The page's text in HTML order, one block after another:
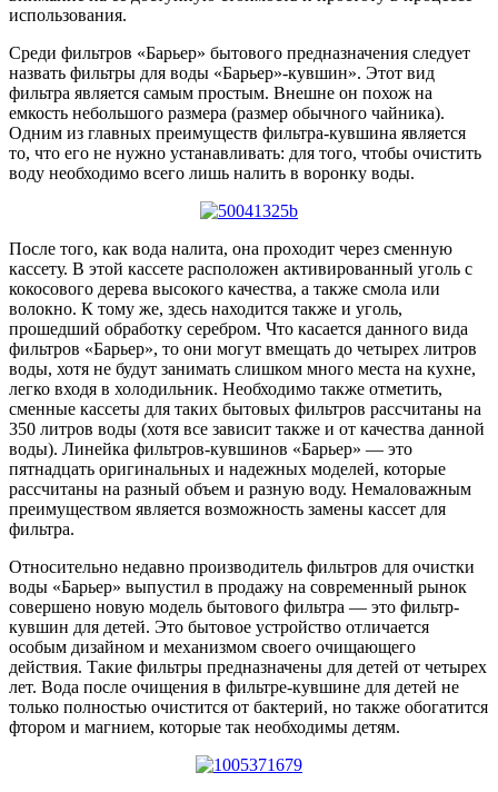
использования.
Среди фильтров «Барьер» бытового предназначения следует
назвать фильтры для воды «Барьер»-кувшин». Этот вид
фильтра является самым простым. Внешне он похож на
емкость небольшого размера (размер обычного чайника).
Одним из главных преимуществ фильтра-кувшина является
то, что его не нужно устанавливать: для того, чтобы очистить
воду необходимо всего лишь налить в воронку воды.
После того, как вода налита, она проходит через сменную
кассету. В этой кассете расположен активированный уголь с
кокосового дерева высокого качества, а также смола или
волокно. К тому же, здесь находится также и уголь,
прошедший обработку серебром. Что касается данного вида
фильтров «Барьер», то они могут вмещать до четырех литров
воды, хотя не будут занимать слишком много места на кухне,
легко входя в холодильник. Необходимо также отметить,
сменные кассеты для таких бытовых фильтров рассчитаны на
350 литров воды (хотя все зависит также и от качества данной
воды). Линейка фильтров-кувшинов «Барьер» — это
пятнадцать оригинальных и надежных моделей, которые
рассчитаны на разный объем и разную воду. Немаловажным
преимуществом является возможность замены кассет для
фильтра.
Относительно недавно производитель фильтров для очистки
воды «Барьер» выпустил в продажу на современный рынок
совершено новую модель бытового фильтра — это фильтр-
кувшин для детей. Это бытовое устройство отличается
особым дизайном и механизмом своего очищающего
действия. Такие фильтры предназначены для детей от четырех
лет. Вода после очищения в фильтре-кувшине для детей не
только полностью очистится от бактерий, но также обогатится
фтором и магнием, которые так необходимы детям.